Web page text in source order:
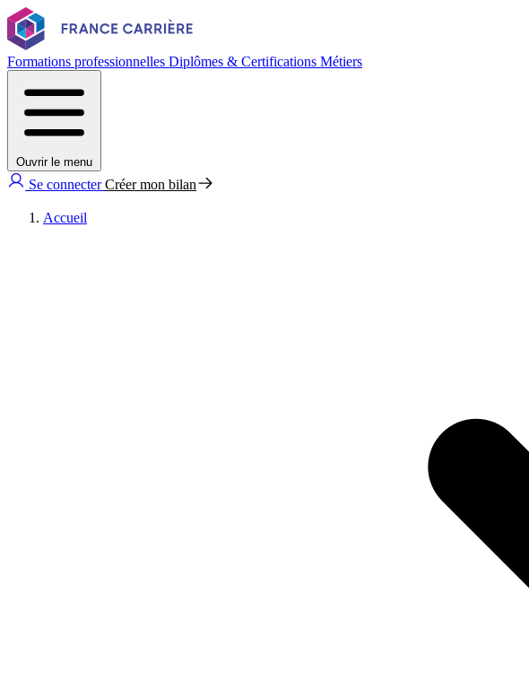
Formations professionnelles Diplômes & Certifications Métiers
Ouvrir le menu
Se connecterCréer mon bilan
Accueil